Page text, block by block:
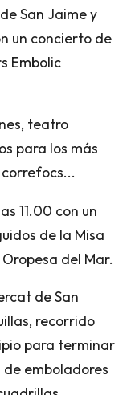
San Jaime y
un concierto de
Embolic
teatro
para los más
11.00 con un
de la Misa
del Mar.
de San
recorrido
para terminar
de emboladores